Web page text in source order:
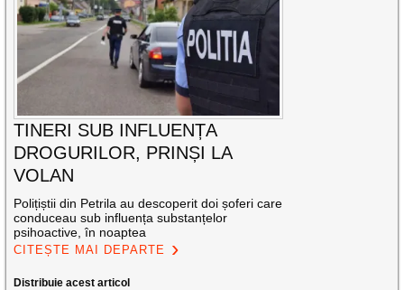
TINERI SUB INFLUENȚA
DROGURILOR, PRINȘI LA
VOLAN
Polițiștii din Petrila au descoperit doi șoferi care
conduceau sub influența substanțelor
psihoactive, în noaptea
CITEȘTE MAI DEPARTE
Distribuie acest articol